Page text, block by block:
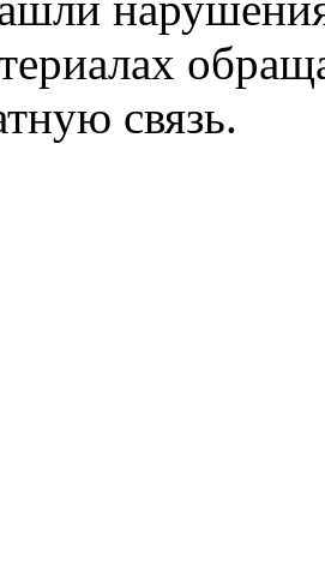
связь.